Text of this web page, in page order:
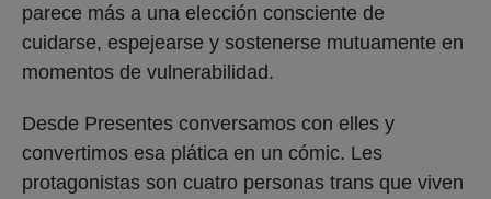
parece más a una elección consciente de
cuidarse, espejearse y sostenerse mutuamente en
momentos de vulnerabilidad.
Desde Presentes conversamos con elles y
convertimos esa plática en un cómic. Les
protagonistas son cuatro personas trans que viven